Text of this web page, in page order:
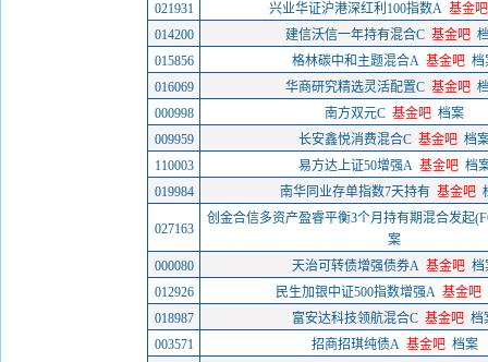
021931
兴业华证沪港深红利100指数A 基金吧
014200
建信沃信一年持有混合C 基金吧
015856
格林碳中和主题混合A 基金吧 档
016069
华商研究精选灵活配置C 基金吧
000998
南方双元C 基金吧 档案
009959
长安鑫悦消费混合C 基金吧 档
110003
易方达上证50增强A 基金吧 档
019984
南华同业存单指数7天持有 基金吧
027163
创金合信多资产盈睿平衡3个月持有期混合发起
案
000080
天治可转债增强债券A 基金吧 档
012926
民生加银中证500指数增强A 基金吧
018987
富安达科技领航混合C 基金吧 档
003571
招商招琪纯债A 基金吧 档案